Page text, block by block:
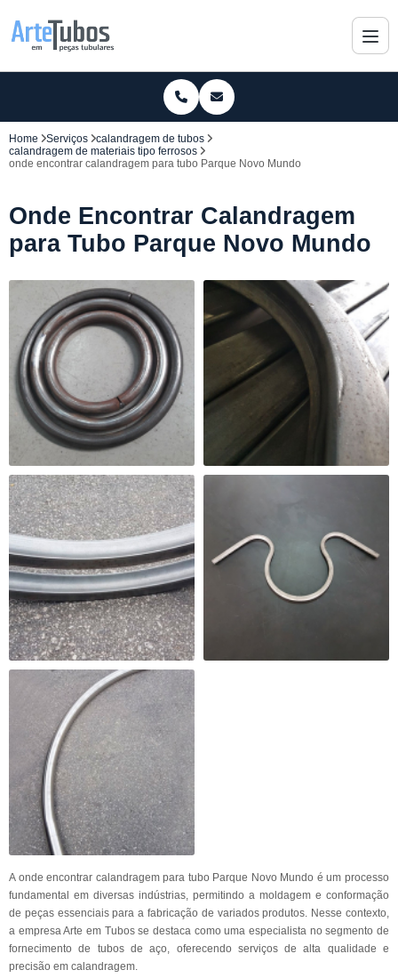
Home Serviços
calandragem de tubos
calandragem de materiais tipo ferrosos
onde encontrar calandragem para tubo Parque Novo Mundo
Onde Encontrar Calandragem
para Tubo Parque Novo Mundo
A onde encontrar calandragem para tubo Parque Novo Mundo é um processo
fundamental em diversas indústrias, permitindo a moldagem e conformação
de peças essenciais para a fabricação de variados produtos. Nesse contexto,
a empresa Arte em Tubos se destaca como uma especialista no segmento de
fornecimento de tubos de aço, oferecendo serviços de alta qualidade e
precisão em calandragem.